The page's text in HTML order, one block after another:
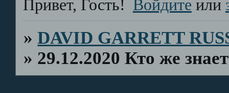
Привет, Гость! Войдите или
»DAVID GARRETT
» 29.12.2020 Кто же